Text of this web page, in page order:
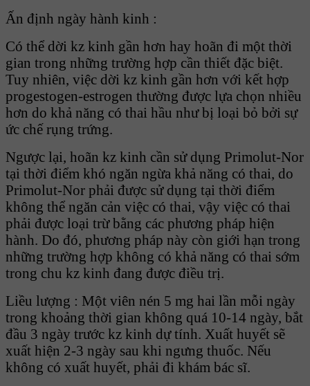
Ấn định ngày hành kinh :
Có thể dời kz kinh gần hơn hay hoãn đi một thời
gian trong những trường hợp cần thiết đặc biệt.
Tuy nhiên, việc dời kz kinh gần hơn với kết hợp
progestogen-estrogen thường được lựa chọn nhiều
hơn do khả năng có thai hầu như bị loại bỏ bởi sự
ức chế rụng trứng.
Ngược lại, hoãn kz kinh cần sử dụng Primolut-Nor
tại thời điểm khó ngăn ngừa khả năng có thai, do
Primolut-Nor phải được sử dụng tại thời điểm
không thể ngăn cản việc có thai, vậy việc có thai
phải được loại trừ bằng các phương pháp hiện
hành. Do đó, phương pháp này còn giới hạn trong
những trường hợp không có khả năng có thai sớm
trong chu kz kinh đang được điều trị.
Liều lượng : Một viên nén 5 mg hai lần mỗi ngày
trong khoảng thời gian không quá 10-14 ngày, bắt
đầu 3 ngày trước kz kinh dự tính. Xuất huyết sẽ
xuất hiện 2-3 ngày sau khi ngưng thuốc. Nếu
không có xuất huyết, phải đi khám bác sĩ.